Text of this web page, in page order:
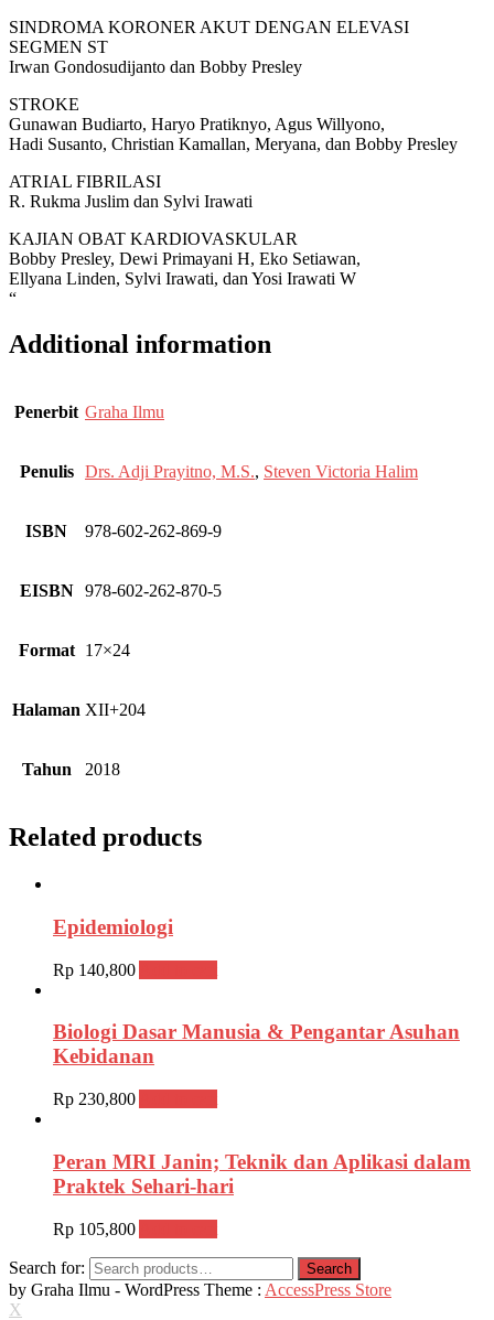
SINDROMA KORONER AKUT DENGAN ELEVASI
SEGMEN ST
Irwan Gondosudijanto dan Bobby Presley
STROKE
Gunawan Budiarto, Haryo Pratiknyo, Agus Willyono,
Hadi Susanto, Christian Kamallan, Meryana, dan Bobby Presley
ATRIAL FIBRILASI
R. Rukma Juslim dan Sylvi Irawati
KAJIAN OBAT KARDIOVASKULAR
Bobby Presley, Dewi Primayani H, Eko Setiawan,
Ellyana Linden, Sylvi Irawati, dan Yosi Irawati W
“
Additional information
Penerbit Graha Ilmu
Penulis Drs. Adji Prayitno, M.S., Steven Victoria Halim
ISBN 978-602-262-869-9
EISBN 978-602-262-870-5
Format 17×24
Halaman XII+204
Tahun 2018
Related products
Epidemiologi
Rp 140,800
Biologi Dasar Manusia & Pengantar Asuhan
Kebidanan
Rp 230,800
Peran MRI Janin; Teknik dan Aplikasi dalam
Praktek Sehari-hari
Rp 105,800
Search for: Search
by Graha Ilmu - WordPress Theme : AccessPress Store
X